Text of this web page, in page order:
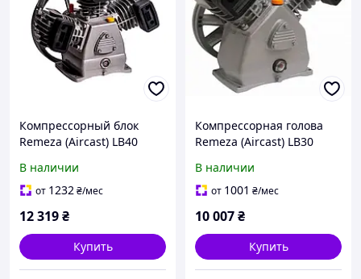
Компрессорный блок
Remeza (Aircast) LB40
В наличии
от 1232₴/мес
12 319₴
Купить
Компрессорная голова
Remeza (Aircast) LB30
В наличии
от 1001 ₴/мес
10 007₴
Купить